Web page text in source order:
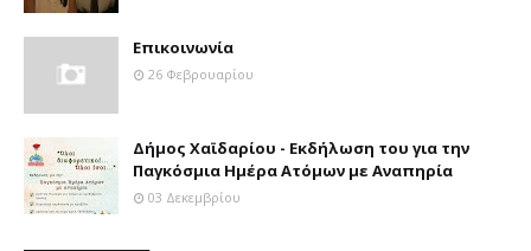
Επικοινωνία
26 Φεβρουαρίου
Δήμος Χαϊδαρίου - Εκδήλωση του για την
Παγκόσμια Ημέρα Ατόμων με Αναπηρία
03 Δεκεμβρίου